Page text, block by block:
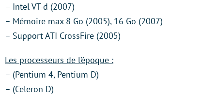
– Intel VT-d (2007)
– Mémoire max 8 Go (2005), 16 Go (2007)
– Support ATI CrossFire (2005)
Les processeurs de l’époque :
– (Pentium 4, Pentium D)
– (Celeron D)